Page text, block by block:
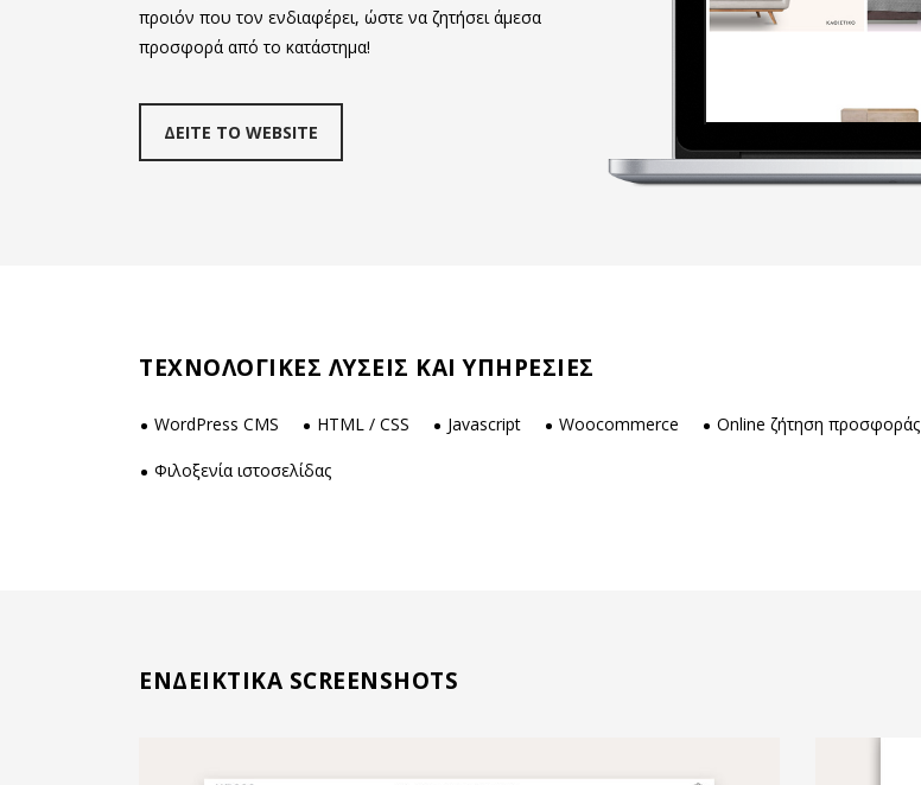
προιόν που τον ενδιαφέρει, ώστε να ζητήσει άμεσα
προσφορά από το κατάστημα!
ΔΕΙΤΕ ΤΟ WEBSITE
ΤΕΧΝΟΛΟΓΙΚΕΣ ΛΥΣΕΙΣ ΚΑΙ ΥΠΗΡΕΣΙΕΣ
WordPress CMS HTML / CSS Javascript Woocommerce Online ζήτηση προσφοράς
Φιλοξενία ιστοσελίδας
ΕΝΔΕΙΚΤΙΚΑ SCREENSHOTS